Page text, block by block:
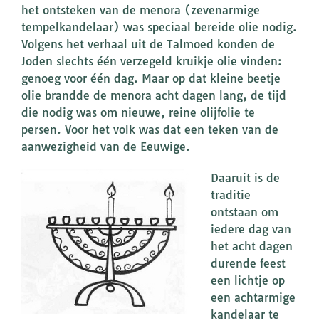
het ontsteken van de menora (zevenarmige
tempelkandelaar) was speciaal bereide olie nodig.
Volgens het verhaal uit de Talmoed konden de
Joden slechts één verzegeld kruikje olie vinden:
genoeg voor één dag. Maar op dat kleine beetje
olie brandde de menora acht dagen lang, de tijd
die nodig was om nieuwe, reine olijfolie te
persen. Voor het volk was dat een teken van de
aanwezigheid van de Eeuwige.
Daaruit is de
traditie
ontstaan om
iedere dag van
het acht dagen
durende feest
een lichtje op
een achtarmige
kandelaar te